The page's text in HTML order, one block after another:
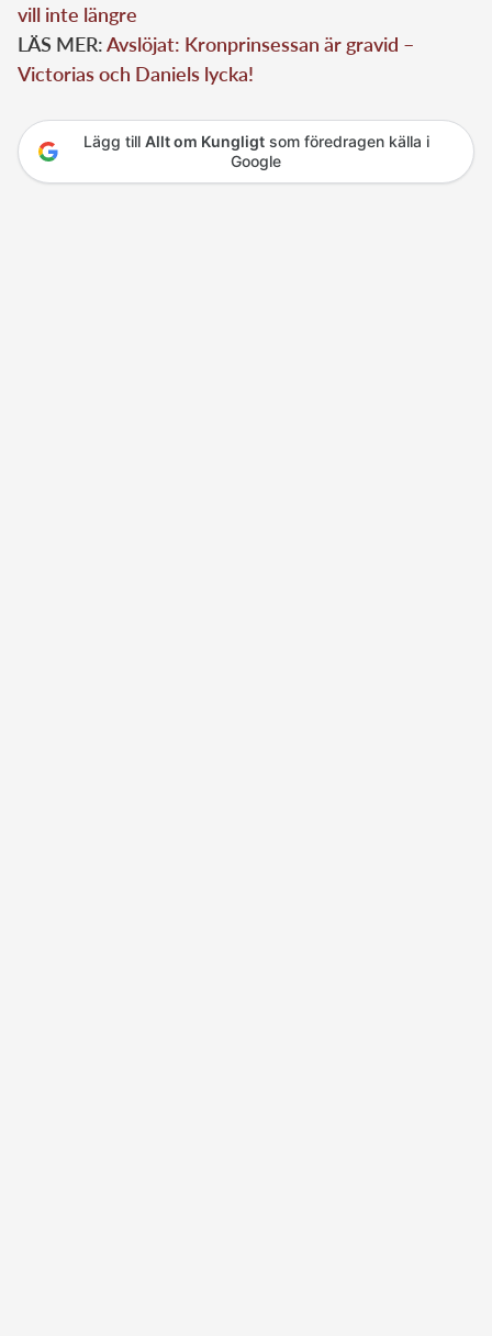
vill inte längre
LÄS MER:Avslöjat: Kronprinsessan är gravid –
Victorias och Daniels lycka!
Lägg till Allt om Kungligtsom föredragen källa i
Google